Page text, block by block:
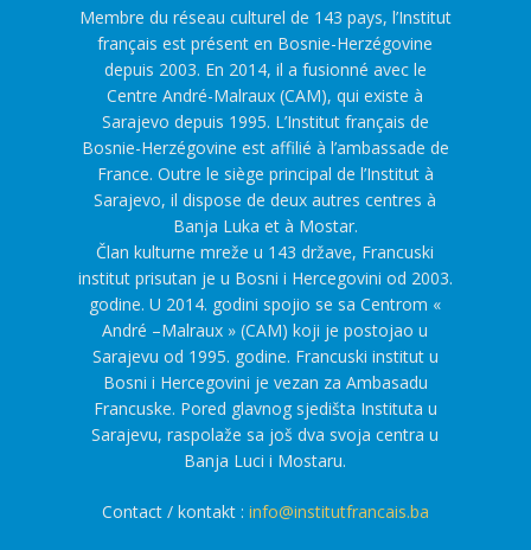
Membre du réseau culturel de 143 pays, l’Institut
français est présent en Bosnie-Herzégovine
depuis 2003. En 2014, il a fusionné avec le
Centre André-Malraux (CAM), qui existe à
Sarajevo depuis 1995. L’Institut français de
Bosnie-Herzégovine est affilié à l’ambassade de
France. Outre le siège principal de l’Institut à
Sarajevo, il dispose de deux autres centres à
Banja Luka et à Mostar.
Član kulturne mreže u 143 države, Francuski
institut prisutan je u Bosni i Hercegovini od 2003.
godine. U 2014. godini spojio se sa Centrom «
André –Malraux » (CAM) koji je postojao u
Sarajevu od 1995. godine. Francuski institut u
Bosni i Hercegovini je vezan za Ambasadu
Francuske. Pored glavnog sjedišta Instituta u
Sarajevu, raspolaže sa još dva svoja centra u
Banja Luci i Mostaru.
Contact / kontakt : info@institutfrancais.ba